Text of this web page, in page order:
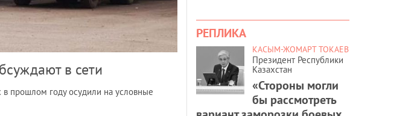
в сети
прошлом году осудили на условные
РЕПЛИКА
КАСЫМ-ЖОМАРТ ТОКАЕВ
Президент Республики
Казахстан
«Стороны могли
бы рассмотреть